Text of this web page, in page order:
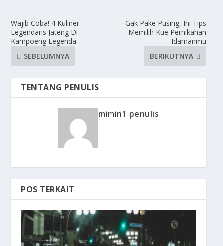
Wajib Coba! 4 Kuliner
Legendaris Jateng Di
Kampoeng Legenda
SEBELUMNYA
Gak Pake Pusing, Ini Tips
Memilih Kue Pernikahan
Idamanmu
BERIKUTNYA
TENTANG PENULIS
mimin1 penulis
POS TERKAIT